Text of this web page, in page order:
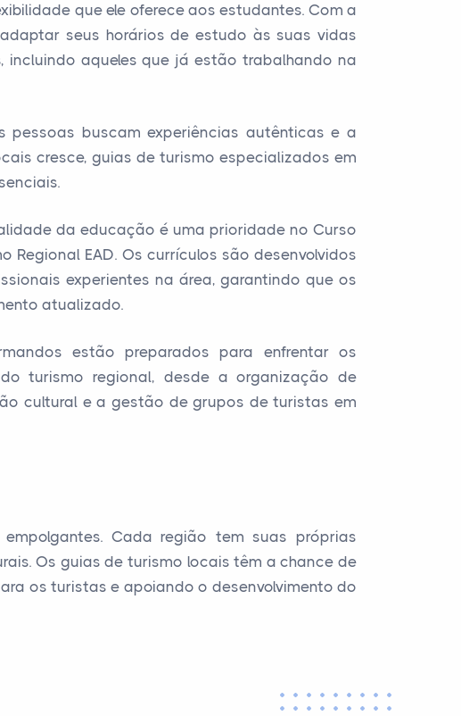
que ele oferece aos estudantes. Com a
seus horários de estudo às suas vidas
incluindo aqueles que já estão trabalhando na
pessoas buscam experiências autênticas e a
cresce, guias de turismo especializados em
da educação é uma prioridade no Curso
Regional EAD. Os currículos são desenvolvidos
experientes na área, garantindo que os
atualizado.
estão preparados para enfrentar os
turismo regional, desde a organização de
cultural e a gestão de grupos de turistas em
Cada região tem suas próprias
Os guias de turismo locais têm a chance de
os turistas e apoiando o desenvolvimento do